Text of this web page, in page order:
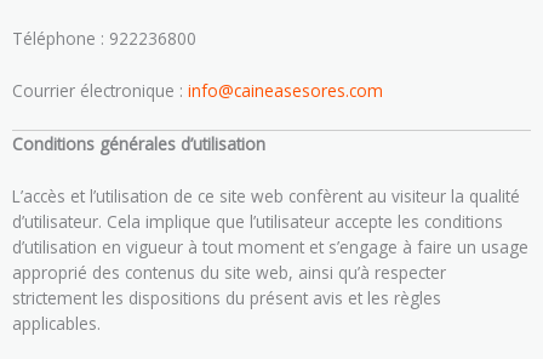
Téléphone : 922236800
Courrier électronique : info@caineasesores.com
Conditions générales d’utilisation
L’accès et l’utilisation de ce site web confèrent au visiteur la qualité
d’utilisateur. Cela implique que l’utilisateur accepte les conditions
d’utilisation en vigueur à tout moment et s’engage à faire un usage
approprié des contenus du site web, ainsi qu’à respecter
strictement les dispositions du présent avis et les règles
applicables.